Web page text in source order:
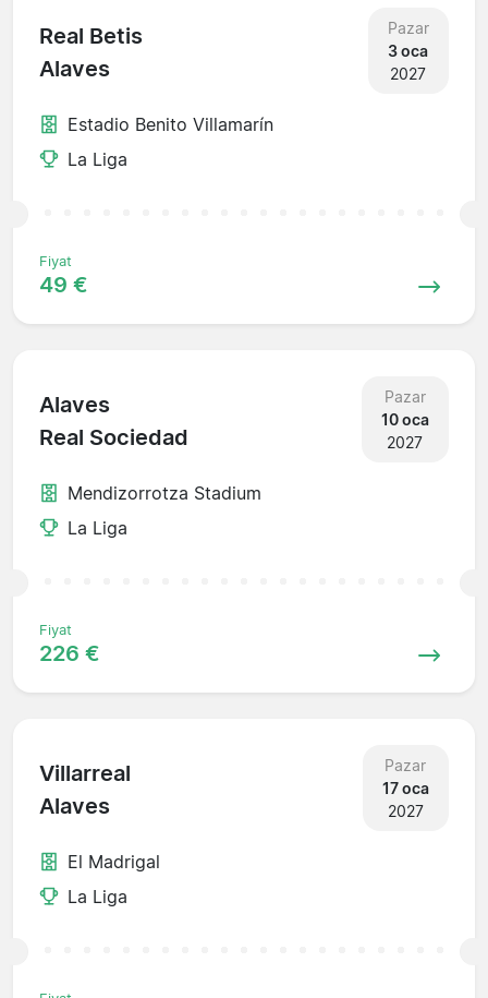
Real Betis
Alaves
Pazar
3 oca
2027
Estadio Benito Villamarín
La Liga
Fiyat
49 €
Alaves
Real Sociedad
Pazar
10 oca
2027
Mendizorrotza Stadium
La Liga
Fiyat
226 €
Villarreal
Alaves
Pazar
17 oca
2027
El Madrigal
La Liga